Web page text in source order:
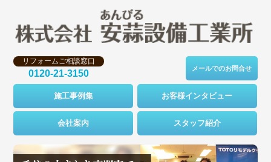
リフォームご相談窓口
0120-21-3150 メールでのお問合せ
施工事例集 お客様インタビュー
会社案内 スタッフ紹介